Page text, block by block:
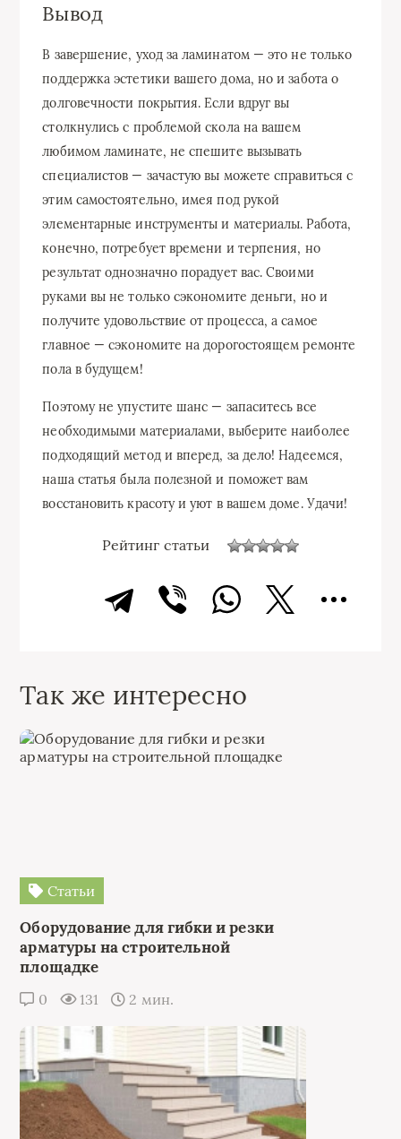
Вывод
В завершение, уход за ламинатом — это не только
поддержка эстетики вашего дома, но и забота о
долговечности покрытия. Если вдруг вы
столкнулись с проблемой скола на вашем
любимом ламинате, не спешите вызывать
специалистов — зачастую вы можете справиться с
этим самостоятельно, имея под рукой
элементарные инструменты и материалы. Работа,
конечно, потребует времени и терпения, но
результат однозначно порадует вас. Своими
руками вы не только сэкономите деньги, но и
получите удовольствие от процесса, а самое
главное — сэкономите на дорогостоящем ремонте
пола в будущем!
Поэтому не упустите шанс — запаситесь все
необходимыми материалами, выберите наиболее
подходящий метод и вперед, за дело! Надеемся,
наша статья была полезной и поможет вам
восстановить красоту и уют в вашем доме. Удачи!
Рейтинг статьи
Так же интересно
Статьи
Оборудование для гибки и резки
арматуры на строительной
площадке
0 131 2 мин.